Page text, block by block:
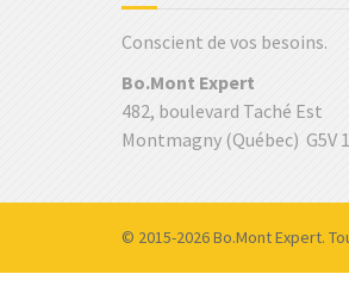
Conscient de vos besoins.
Bo.Mont Expert
482, boulevard Taché Est
Montmagny (Québec) G5V
© 2015-2026 Bo.Mont Expert.